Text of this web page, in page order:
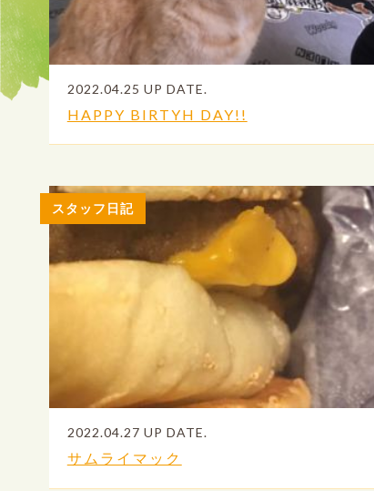
2022.04.25 UP DATE.
HAPPY BIRTYH DAY!!
2022.04.27 UP DATE.
サムライマック
スタッフ日記